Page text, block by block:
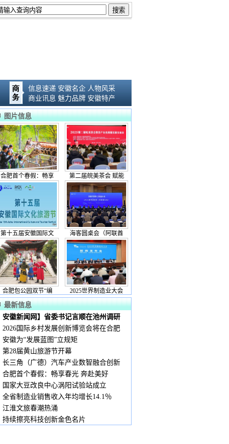
信息速递 安徽名企 人物风采
商业讯息 魅力品牌 安徽特产
图片信息
合肥首个春假：畅享 第二届皖美茶会 赋能
第十五届安徽国际文 海客圆桌会（阿联酋
合肥包公园双节“编 2025世界制造业大会
最新信息
安徽新闻网】省委书记言顺在池州调研
2026国际乡村发展创新博览会将在合肥
安徽为“发展蓝图”立规矩
第28届黄山旅游节开幕
长三角（广德）汽车产业数智融合创新
合肥首个春假：畅享春光 奔赴美好
国家大豆改良中心涡阳试验站成立
全省制造业销售收入年均增长14.1％
江淮文旅春潮热涌
持续擦亮科技创新金色名片